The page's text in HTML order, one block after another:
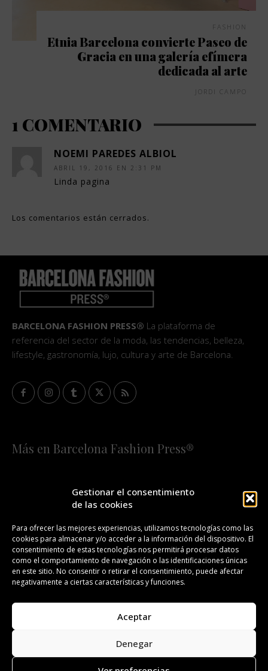
Gestionar el consentimiento
de las cookies
Para ofrecer las mejores experiencias, utilizamos tecnologías como las
cookies para almacenar y/o acceder a la información del dispositivo. El
consentimiento de estas tecnologías nos permitirá procesar datos
como el comportamiento de navegación o las identificaciones únicas
en este sitio. No consentir o retirar el consentimiento, puede afectar
negativamente a ciertas características y funciones.
Aceptar
Denegar
FASHION
Etnia Barcelona convierte Paseo de
Gracia en una galería efímera
dedicada al arte
JORDI CAMPO
1 COMENTARIO
NOEMI PAREDES ALBIOL
ABRIL 19, 2016 EN 2:31 PM
Linda pagina
Los comentarios están cerrados.
BARCELONA FASHION PRESS® La plataforma de
referencia del sector de la moda, las tendencias, belleza,
lifestyle, gastronomía, lujo, cultura y arte de Barcelona.
Más en Barcelona Fashion Press®
¡SUSCRÍBETE A NUESTRA FASHION NEWS!
CONTACTO REDACCIÓN PUBLICIDAD
ISSN 2385-4839 DL B 27443-2014
Todos los derechos reservados. Copyright 2008-2024.
Barcelona Fashion Press®/™ es una marca registrada.